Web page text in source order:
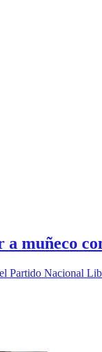
muñeco
Partido Nacional